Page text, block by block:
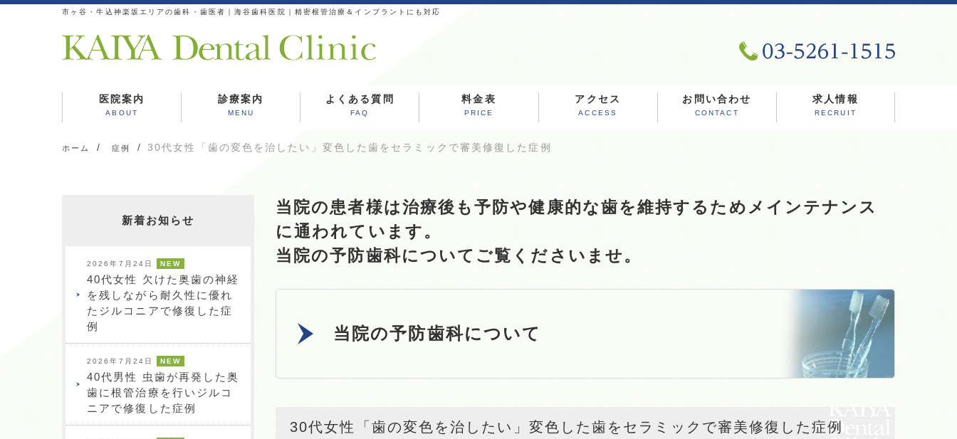
市ヶ谷・牛込神楽坂エリアの歯科・歯医者｜海谷歯科医院｜精密根管治療＆インプラントにも対応
医院案内
ABOUT
診療案内
MENU
よくある質問
FAQ
料金表
PRICE
アクセス
ACCESS
お問い合わせ
CONTACT
求人情報
RECRUIT
ホーム 症例 30代女性「歯の変色を治したい」変色した歯をセラミックで審美修復した症例
新着お知らせ
2026年7月24日 NEW
40代女性 欠けた奥歯の神経
を残しながら耐久性に優れ
たジルコニアで修復した症
例
2026年7月24日 NEW
40代男性 虫歯が再発した奥
歯に根管治療を行いジルコ
ニアで修復した症例
当院の患者様は治療後も予防や健康的な歯を維持するためメインテナンス
に通われています。
当院の予防歯科についてご覧くださいませ。
当院の予防歯科について
30代女性「歯の変色を治したい」変色した歯をセラミックで審美修復した症例